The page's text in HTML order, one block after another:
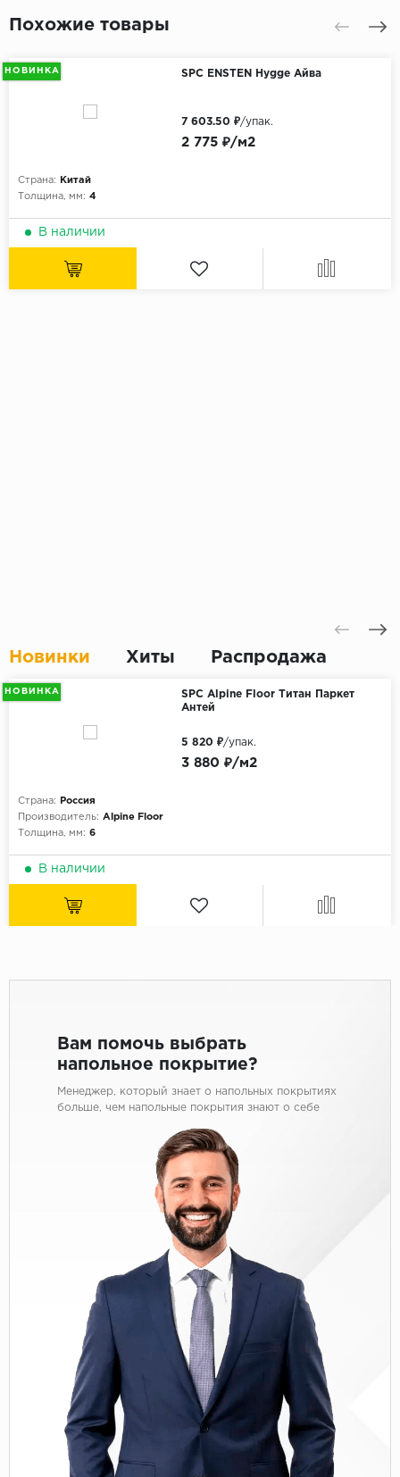
Похожие товары
НОВИНКА SPC ENSTEN Hygge Айва
Страна:
Китай
Толщина, мм: 4
2 775 ₽/м2
7 603.50 ₽/упак.
В наличии
Новинки Хиты Распродажа
НОВИНКА
SPC Alpine Floor Титан Паркет
Антей
Страна:
Россия
Производитель: Alpine Floor
Толщина, мм: 6
3 880 ₽/м2
5 820 ₽/упак.
В наличии
Вам помочь выбрать
напольное покрытие?
Менеджер, который знает о напольных покрытиях
больше, чем напольные покрытия знают о себе